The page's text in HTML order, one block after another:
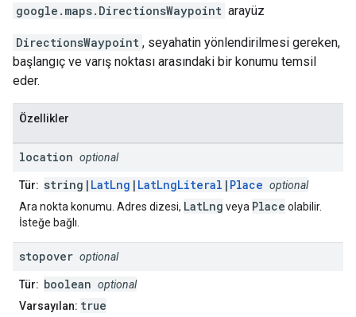
google.maps. DirectionsWaypoint arayüz
DirectionsWaypoint , seyahatin yönlendirilmesi gereken,
başlangıç ve varış noktası arasındaki bir konumu temsil
eder.
Özellikler
location optional
Tür: string| LatLng | LatLngLiteral | Place optional
Ara nokta konumu. Adres dizesi, LatLng veya Place olabilir.
İsteğe bağlı.
stopover optional
Tür: boolean optional
Varsayılan: true